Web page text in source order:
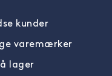
kunder
varemærker
lager